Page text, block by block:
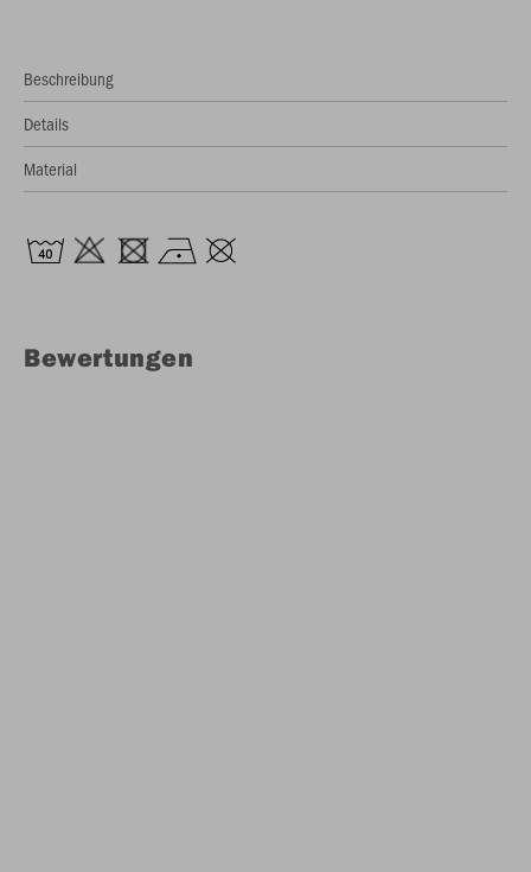
Beschreibung
Details
Material
Bewertungen